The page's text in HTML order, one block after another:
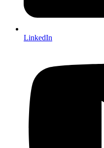
LinkedIn